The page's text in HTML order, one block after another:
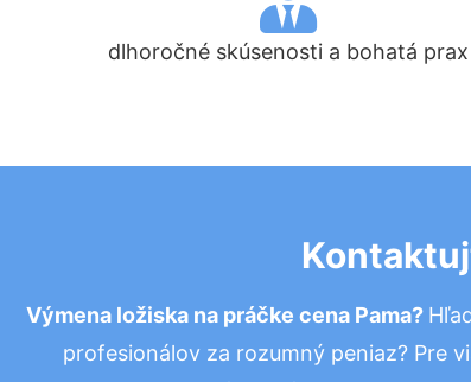
dlhoročné skúsenosti a bohatá prax
Výmena ložiska na práčke cena Pama?
profesionálov za rozumný peniaz? Pre